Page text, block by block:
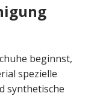
beginnst,
spezielle
synthetische